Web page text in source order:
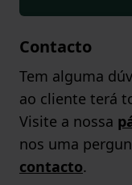
Contacto
Tem alguma
ao cliente terá
Visite a nossa
nos uma
contacto.